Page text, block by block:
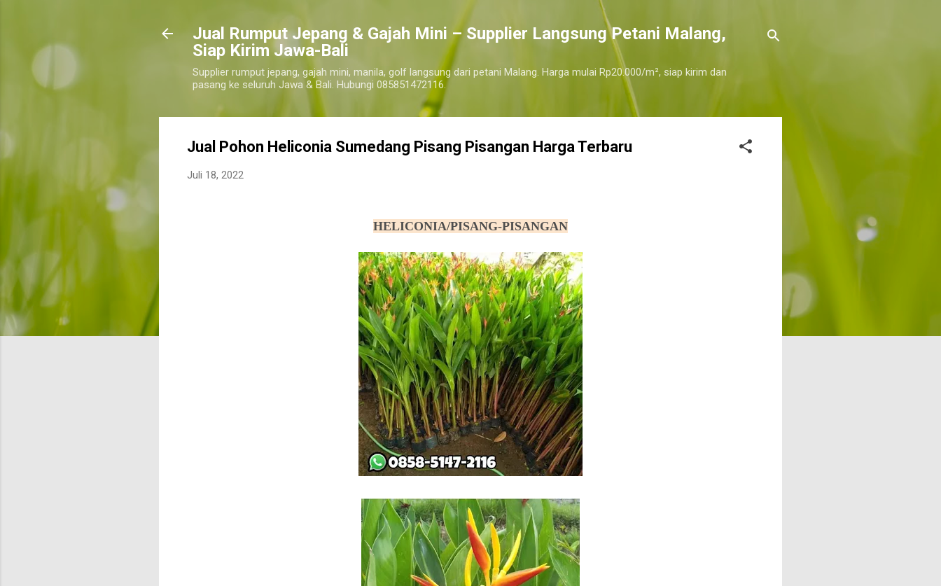
Langsung ke konten utama
​Jual Rumput Jepang & Gajah Mini – Supplier Langsung Petani Malang,
Siap Kirim Jawa-Bali
Supplier rumput jepang, gajah mini, manila, golf langsung dari petani Malang. Harga mulai Rp20.000/m², siap kirim dan
pasang ke seluruh Jawa & Bali. Hubungi 085851472116.
Jual Pohon Heliconia Sumedang Pisang Pisangan Harga Terbaru
Juli 18, 2022
HELICONIA/PISANG-PISANGAN